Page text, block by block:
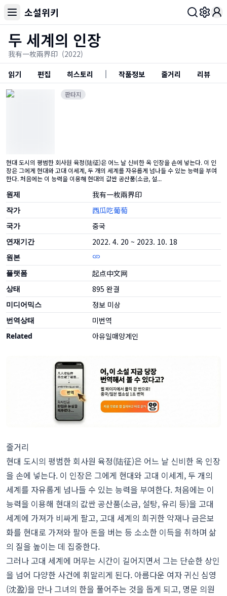
소설위키
두 세계의 인장
我有一枚兩界印 (2022)
읽기
편집 히스토리 작품정보 줄거리 리뷰
판타지
현대 도시의 평범한 회사원 육정(陆征)은 어느 날 신비한 옥 인장을 손에 넣는다. 이 인
장은 그에게 현대와 고대 이세계, 두 개의 세계를 자유롭게 넘나들 수 있는 능력을 부여
한다. 처음에는 이 능력을 이용해 현대의 값싼 공산품(소금, 설...
원제 我有一枚兩界印
작가 西瓜吃葡萄
국가 중국
연재기간 2022. 4. 20 ~ 2023. 10. 18
원본
플랫폼
起点中文网
상태 895 완결
미디어믹스 정보 미상
번역상태 미번역
Related 아유일매양계인
줄거리
현대 도시의 평범한 회사원 육정(陆征)은 어느 날 신비한 옥 인장
을 손에 넣는다. 이 인장은 그에게 현대와 고대 이세계, 두 개의
세계를 자유롭게 넘나들 수 있는 능력을 부여한다. 처음에는 이
능력을 이용해 현대의 값싼 공산품(소금, 설탕, 유리 등)을 고대
세계에 가져가 비싸게 팔고, 고대 세계의 희귀한 약재나 금은보
화를 현대로 가져와 팔아 돈을 버는 등 소소한 이득을 취하며 삶
의 질을 높이는 데 집중한다.
그러나 고대 세계에 머무는 시간이 길어지면서 그는 단순한 상인
을 넘어 다양한 사건에 휘말리게 된다. 아름다운 여자 귀신 심영
(沈盈)을 만나 그녀의 한을 풀어주는 것을 돕게 되고, 명문 의원